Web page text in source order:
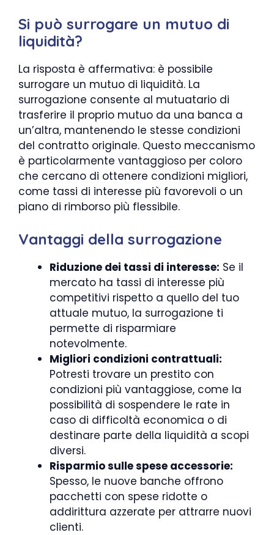
Si può surrogare un mutuo di
liquidità?
La risposta è affermativa: è possibile
surrogare un mutuo di liquidità. La
surrogazione consente al mutuatario di
trasferire il proprio mutuo da una banca a
un’altra, mantenendo le stesse condizioni
del contratto originale. Questo meccanismo
è particolarmente vantaggioso per coloro
che cercano di ottenere condizioni migliori,
come tassi di interesse più favorevoli o un
piano di rimborso più flessibile.
Vantaggi della surrogazione
Riduzione dei tassi di interesse: Se il
mercato ha tassi di interesse più
competitivi rispetto a quello del tuo
attuale mutuo, la surrogazione ti
permette di risparmiare
notevolmente.
Migliori condizioni contrattuali:
Potresti trovare un prestito con
condizioni più vantaggiose, come la
possibilità di sospendere le rate in
caso di difficoltà economica o di
destinare parte della liquidità a scopi
diversi.
Risparmio sulle spese accessorie:
Spesso, le nuove banche offrono
pacchetti con spese ridotte o
addirittura azzerate per attrarre nuovi
clienti.